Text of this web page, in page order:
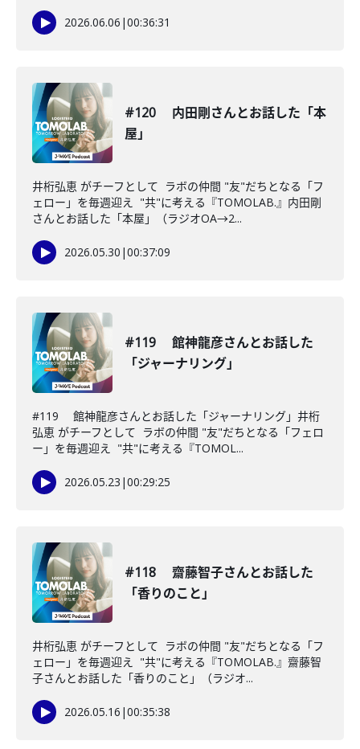
2026.06.06 |00:36:31
#120 内田剛さんとお話した「本
屋」
井桁弘恵 がチーフとして ラボの仲間 "友"だちとなる「フ
ェロー」を毎週迎え "共"に考える『TOMOLAB.』内田剛
さんとお話した「本屋」（ラジオOA→2...
2026.05.30 |00:37:09
#119 館神龍彦さんとお話した
「ジャーナリング」
#119 館神龍彦さんとお話した「ジャーナリング」井桁
弘恵 がチーフとして ラボの仲間 "友"だちとなる「フェロ
ー」を毎週迎え "共"に考える『TOMOL...
2026.05.23 |00:29:25
#118 齋藤智子さんとお話した
「香りのこと」
井桁弘恵 がチーフとして ラボの仲間 "友"だちとなる「フ
ェロー」を毎週迎え "共"に考える『TOMOLAB.』齋藤智
子さんとお話した「香りのこと」（ラジオ...
2026.05.16 |00:35:38